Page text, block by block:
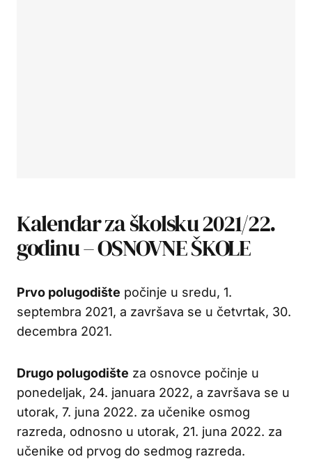
Kalendar za školsku 2021/22.
godinu – OSNOVNE ŠKOLE
Prvo polugodište počinje u sredu, 1.
septembra 2021, a završava se u četvrtak, 30.
decembra 2021.
Drugo polugodište za osnovce počinje u
ponedeljak, 24. januara 2022, a završava se u
utorak, 7. juna 2022. za učenike osmog
razreda, odnosno u utorak, 21. juna 2022. za
učenike od prvog do sedmog razreda.